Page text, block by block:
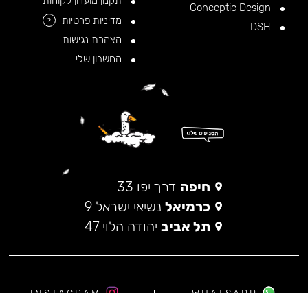
מדיניות פרטיות
?
הצהרת נגישות
החשבון שלי
חיפה דרך יפו 33
כרמיאל נשיאי ישראל 9
תל אביב יהודה הלוי 47